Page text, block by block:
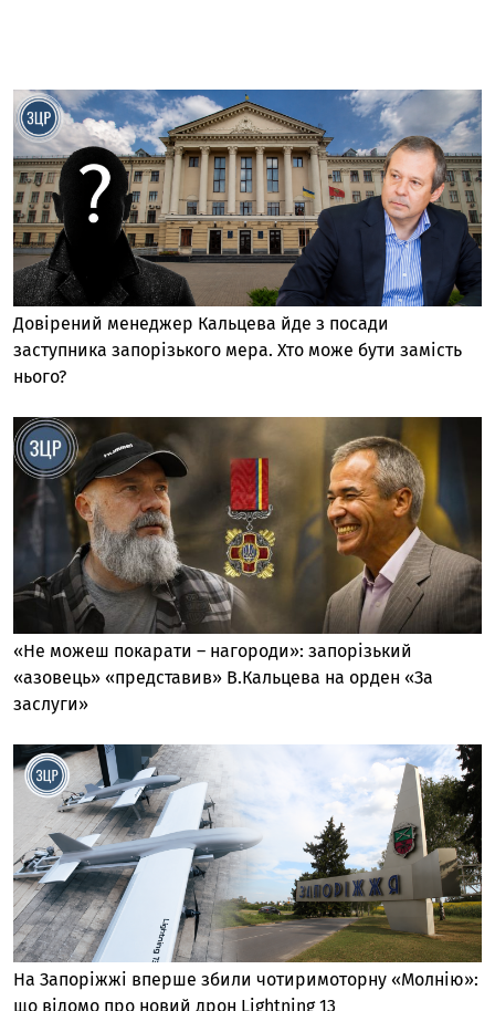
Довірений менеджер Кальцева йде з посади
заступника запорізького мера. Хто може бути замість
нього?
«Не можеш покарати – нагороди»: запорізький
«азовець» «представив» В.Кальцева на орден «За
заслуги»
На Запоріжжі вперше збили чотиримоторну «Молнію»:
що відомо про новий дрон Lightning 13